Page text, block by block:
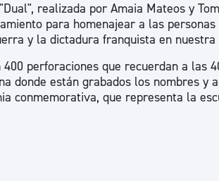
realizada por Amaia Mateos y
para homenajear a las
y la dictadura franquista en nuestra
perforaciones que recuerdan a las
donde están grabados los nombres y
conmemorativa, que representa la